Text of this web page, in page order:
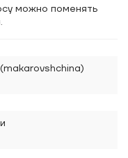
можно поменять